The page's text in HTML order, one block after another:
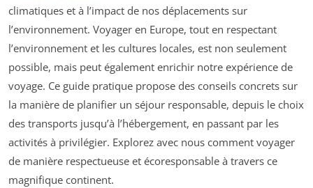
climatiques et à l’impact de nos déplacements sur
l’environnement. Voyager en Europe, tout en respectant
l’environnement et les cultures locales, est non seulement
possible, mais peut également enrichir notre expérience de
voyage. Ce guide pratique propose des conseils concrets sur
la manière de planifier un séjour responsable, depuis le choix
des transports jusqu’à l’hébergement, en passant par les
activités à privilégier. Explorez avec nous comment voyager
de manière respectueuse et écoresponsable à travers ce
magnifique continent.